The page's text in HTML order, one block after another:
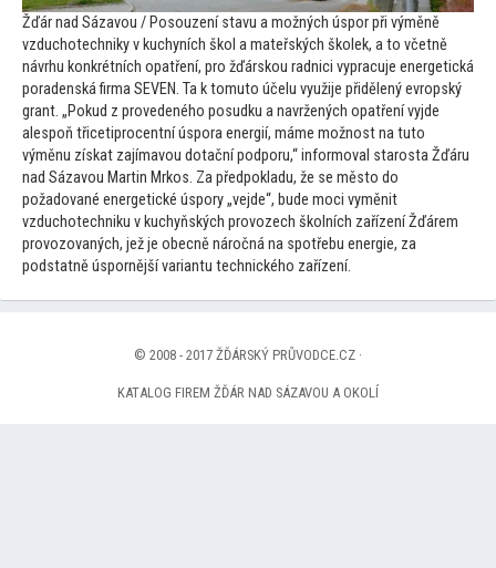
Žďár nad Sázavou / Posouzení stavu a možných úspor při výměně
vzduchotechniky v kuchyních škol a mateřských školek, ato včetně
návrhu konkrétních opatření, pro žďárskou radnici vypracuje energetická
poradenská firma SEVEN. Ta ktomuto účelu využije přidělený evropský
grant. „Pokud z provedeného posudku a navržených opatření vyjde
alespoň třicetiprocentní úspora energií, máme možnost na tuto
výměnu získat zajímavou dotační podporu,“ informoval starosta Žďáru
nad Sázavou Martin Mrkos. Za předpokladu, že se město do
požadované energetické úspory „vejde“, bude moci vyměnit
vzduchotechniku v kuchyňských provozech školních zařízení Žďárem
provozovaných, jež je obecně náročná na spotřebu energie, za
podstatně úspornější variantu technického zařízení.
© 2008 - 2017 ŽĎÁRSKÝ PRŮVODCE.CZ ·
KATALOG FIREM ŽĎÁR NAD SÁZAVOU A OKOLÍ